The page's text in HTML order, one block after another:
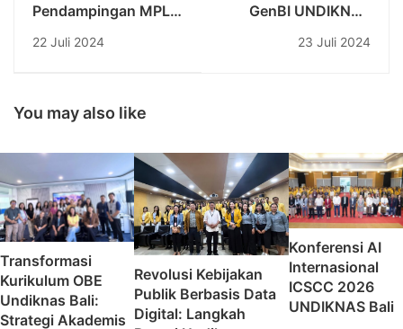
Pendampingan MPLS
Parenting Class
22 Juli 2024
GenBI UNDIKNAS
"GENTAR: GenBI
23 Juli 2024
You may also like
Transformasi
Kurikulum OBE
Undiknas Bali:
Strategi Akademis
Revolusi Kebijakan
Publik Berbasis Data
Digital: Langkah
Konferensi AI
Internasional
ICSCC 2026
UNDIKNAS Bali